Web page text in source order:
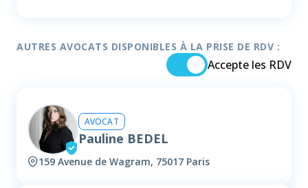
AUTRES AVOCATS DISPONIBLES À LA PRISE DE RDV :
Accepte les RDV
AVOCAT
Pauline BEDEL
159 Avenue de Wagram, 75017 Paris